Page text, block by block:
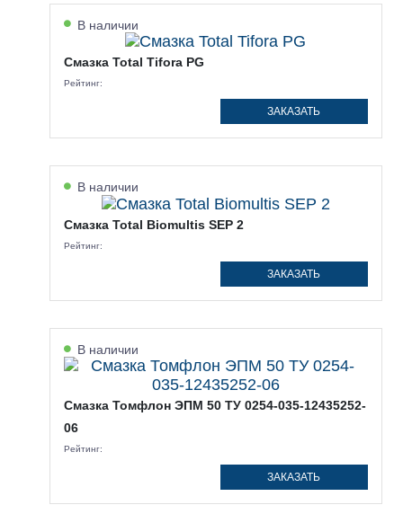
В наличии
Смазка Total Tifora PG
Рейтинг:
ЗАКАЗАТЬ
В наличии
Смазка Total Biomultis SEP 2
Рейтинг:
ЗАКАЗАТЬ
В наличии
Смазка Томфлон ЭПМ 50 ТУ 0254-035-12435252-
06
Рейтинг:
ЗАКАЗАТЬ